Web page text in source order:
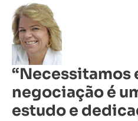
“Necessitamos
negociação é
estudo e
“Necessitamos
entender
que
negociação
é
um
aprendizado,
estudo
e
dedicação.”